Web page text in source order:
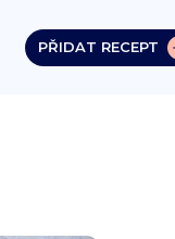
PŘIDAT RECEPT